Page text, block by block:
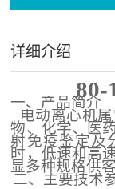
详细介绍
80-1
一、产品简介
电动离心机
物、化学、医
射免疫鉴定及
时，低速和高
显多种规格供
二、主要技术